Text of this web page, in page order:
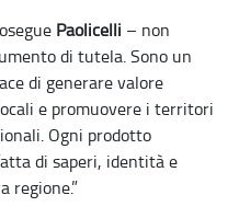
Paolicelli – non
di tutela. Sono un
di generare valore
e promuovere i territori
Ogni prodotto
di saperi, identità e
regione.”